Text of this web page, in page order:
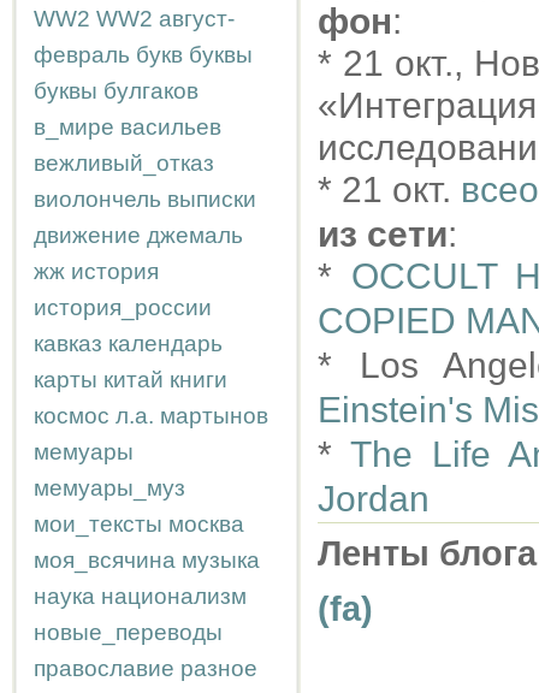
WW2 WW2 август-
февраль букв буквы
буквы булгаков
в_мире васильев
вежливый_отказ
виолончель выписки
движение джемаль
жж история
история_россии
кавказ календарь
карты китай книги
космос л.а. мартынов
мемуары
мемуары_муз
мои_тексты москва
моя_всячина музыка
наука национализм
новые_переводы
православие разное
фон:
* 21 окт.,
* 21 окт.
из сети:
* OCCULT
COPIED
* Los
Einstein's
* The Life
Jordan
Ленты
(fa)